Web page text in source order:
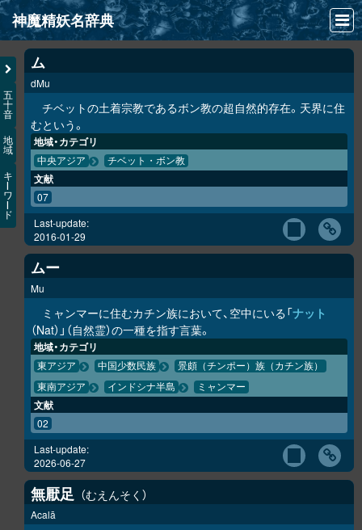
神魔精妖名辞典
NEWS
INFO
文献
検索
凖項目
画像資料便覧
LINK
五
十
音
地
域
キ
ワ
ド
ム
dMu
チベットの土着宗教であるボン教の超自然的存在。天界に住
むという。
地域・カテゴリ
中央アジア チベット・ボン教
文献
07
Last-update:
2016-01-29
ムー
Mu
ミャンマーに住むカチン族において、空中にいる「ナット
（Nat）」（自然霊）の一種を指す言葉。
地域・カテゴリ
東アジア 中国少数民族
景頗（チンポー）族（カチン族）
東南アジア
インドシナ半島 ミャンマー
文献
02
Last-update:
2026-06-27
無厭足 むえんそく
Acalā